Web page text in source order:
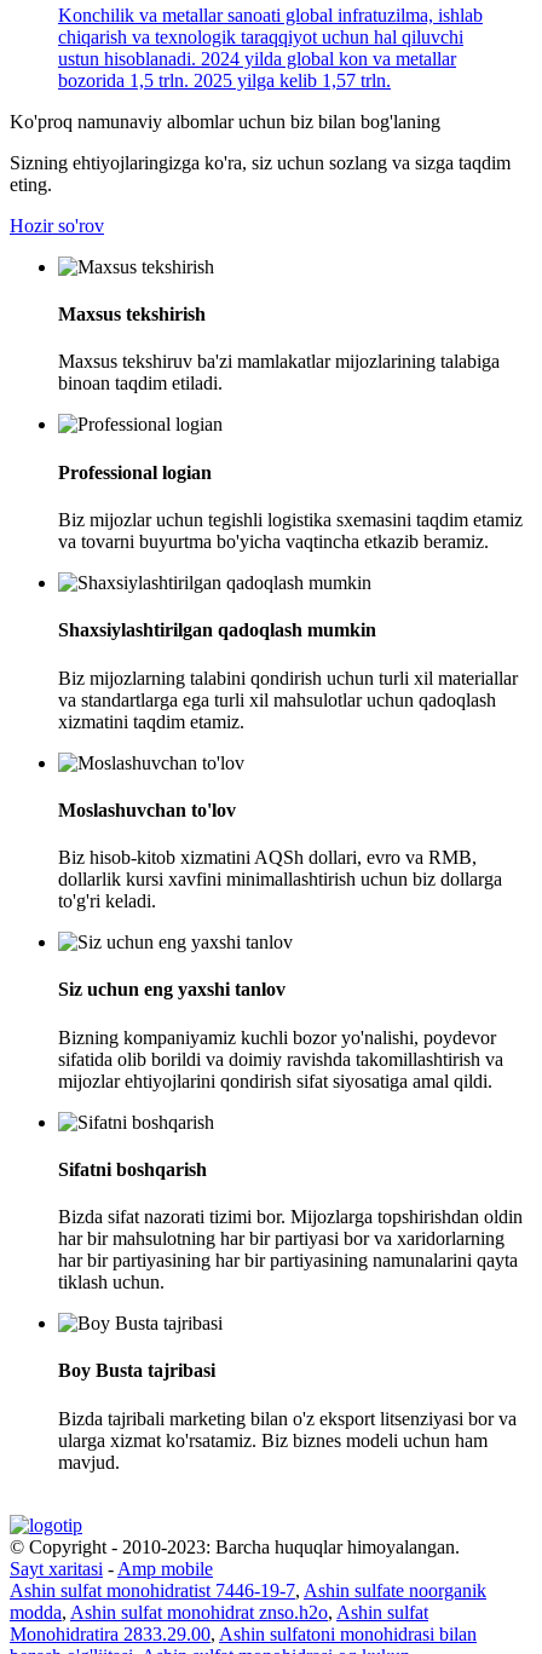
Konchilik va metallar sanoati global infratuzilma, ishlab
chiqarish va texnologik taraqqiyot uchun hal qiluvchi
ustun hisoblanadi. 2024 yilda global kon va metallar
bozorida 1,5 trln. 2025 yilga kelib 1,57 trln.
Ko'proq namunaviy albomlar uchun biz bilan bog'laning
Sizning ehtiyojlaringizga ko'ra, siz uchun sozlang va sizga taqdim
eting.
Hozir so'rov
Maxsus tekshirish
Maxsus tekshiruv ba'zi mamlakatlar mijozlarining talabiga
binoan taqdim etiladi.
Professional logian
Biz mijozlar uchun tegishli logistika sxemasini taqdim etamiz
va tovarni buyurtma bo'yicha vaqtincha etkazib beramiz.
Shaxsiylashtirilgan qadoqlash mumkin
Biz mijozlarning talabini qondirish uchun turli xil materiallar
va standartlarga ega turli xil mahsulotlar uchun qadoqlash
xizmatini taqdim etamiz.
Moslashuvchan to'lov
Biz hisob-kitob xizmatini AQSh dollari, evro va RMB,
dollarlik kursi xavfini minimallashtirish uchun biz dollarga
to'g'ri keladi.
Siz uchun eng yaxshi tanlov
Bizning kompaniyamiz kuchli bozor yo'nalishi, poydevor
sifatida olib borildi va doimiy ravishda takomillashtirish va
mijozlar ehtiyojlarini qondirish sifat siyosatiga amal qildi.
Sifatni boshqarish
Bizda sifat nazorati tizimi bor. Mijozlarga topshirishdan oldin
har bir mahsulotning har bir partiyasi bor va xaridorlarning
har bir partiyasining har bir partiyasining namunalarini qayta
tiklash uchun.
Boy Busta tajribasi
Bizda tajribali marketing bilan o'z eksport litsenziyasi bor va
ularga xizmat ko'rsatamiz. Biz biznes modeli uchun ham
mavjud.
© Copyright - 2010-2023: Barcha huquqlar himoyalangan.
Sayt xaritasi - Amp mobile
Ashin sulfat monohidratist 7446-19-7, Ashin sulfate noorganik
modda, Ashin sulfat monohidrat znso.h2o, Ashin sulfat
Monohidratira 2833.29.00, Ashin sulfatoni monohidrasi bilan